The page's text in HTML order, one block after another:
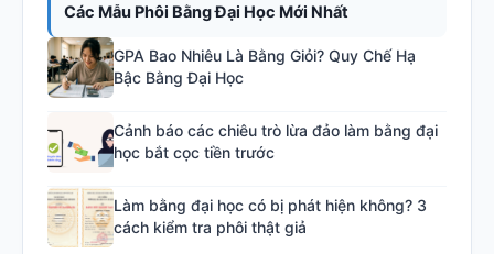
Các Mẫu Phôi Bằng Đại Học Mới Nhất
GPA Bao Nhiêu Là Bằng Giỏi? Quy Chế Hạ
Bậc Bằng Đại Học
Cảnh báo các chiêu trò lừa đảo làm bằng đại
học bắt cọc tiền trước
Làm bằng đại học có bị phát hiện không? 3
cách kiểm tra phôi thật giả